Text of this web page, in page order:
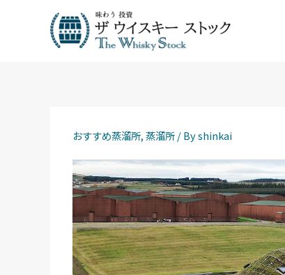
おすすめ蒸溜所,蒸溜所/ Byshinkai